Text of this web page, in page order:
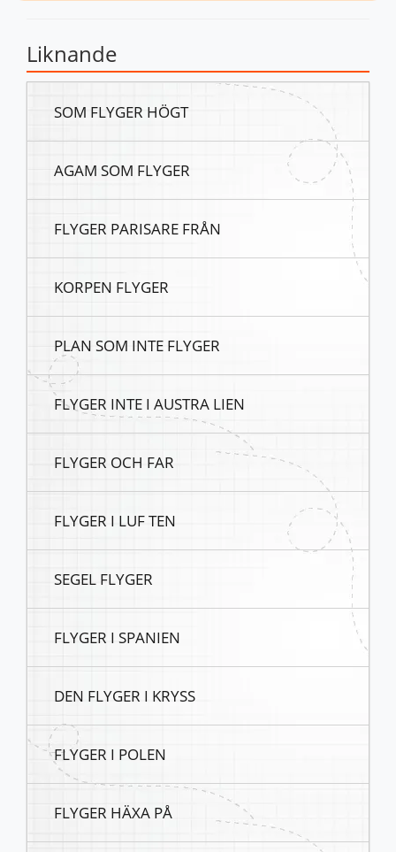
Liknande
SOM FLYGER HÖGT
AGAM SOM FLYGER
FLYGER PARISARE FRÅN
KORPEN FLYGER
PLAN SOM INTE FLYGER
FLYGER INTE I AUSTRA LIEN
FLYGER OCH FAR
FLYGER I LUF TEN
SEGEL FLYGER
FLYGER I SPANIEN
DEN FLYGER I KRYSS
FLYGER I POLEN
FLYGER HÄXA PÅ